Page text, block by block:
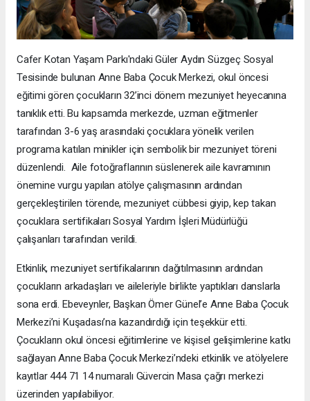
Cafer Kotan Yaşam Parkı'ndaki Güler Aydın Süzgeç Sosyal
Tesisinde bulunan Anne Baba Çocuk Merkezi, okul öncesi
eğitimi gören çocukların 32’inci dönem mezuniyet heyecanına
tanıklık etti. Bu kapsamda merkezde, uzman eğitmenler
tarafından 3-6 yaş arasındaki çocuklara yönelik verilen
programa katılan minikler için sembolik bir mezuniyet töreni
düzenlendi. Aile fotoğraflarının süslenerek aile kavramının
önemine vurgu yapılan atölye çalışmasının ardından
gerçekleştirilen törende, mezuniyet cübbesi giyip, kep takan
çocuklara sertifikaları Sosyal Yardım İşleri Müdürlüğü
çalışanları tarafından verildi.
Etkinlik, mezuniyet sertifikalarının dağıtılmasının ardından
çocukların arkadaşları ve aileleriyle birlikte yaptıkları danslarla
sona erdi. Ebeveynler, Başkan Ömer Günel’e Anne Baba Çocuk
Merkezi’ni Kuşadası’na kazandırdığı için teşekkür etti.
Çocukların okul öncesi eğitimlerine ve kişisel gelişimlerine katkı
sağlayan Anne Baba Çocuk Merkezi’ndeki etkinlik ve atölyelere
kayıtlar 444 71 14 numaralı Güvercin Masa çağrı merkezi
üzerinden yapılabiliyor.